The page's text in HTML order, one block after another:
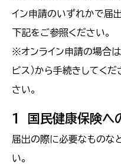
イン申請のいずれかで届
下記をご参照ください。
※オンライン申請の場合は
ビス）から手続きしてくだ
さい。
１ 国民健康保険へ
届出の際に必要なものな
い。